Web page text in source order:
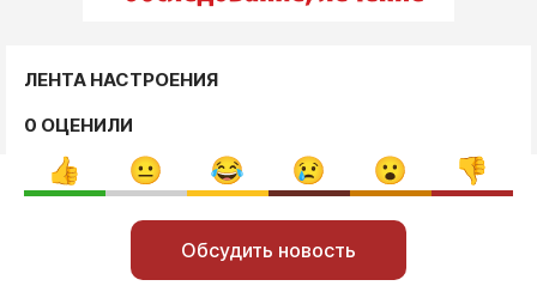
ЛЕНТА НАСТРОЕНИЯ
0 ОЦЕНИЛИ
Обсудить новость